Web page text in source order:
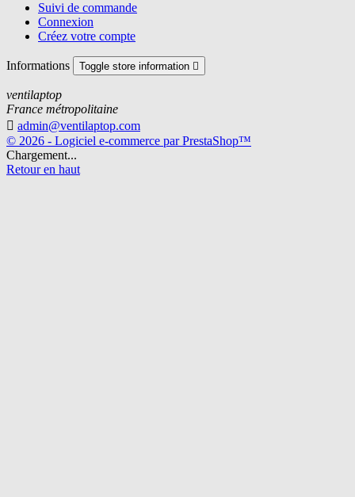
Suivi de commande
Connexion
Créez votre compte
Informations Toggle store information 
ventilaptop
France métropolitaine
 admin@ventilaptop.com
© 2026 - Logiciel e-commerce par PrestaShop™
Chargement...
Retour en haut